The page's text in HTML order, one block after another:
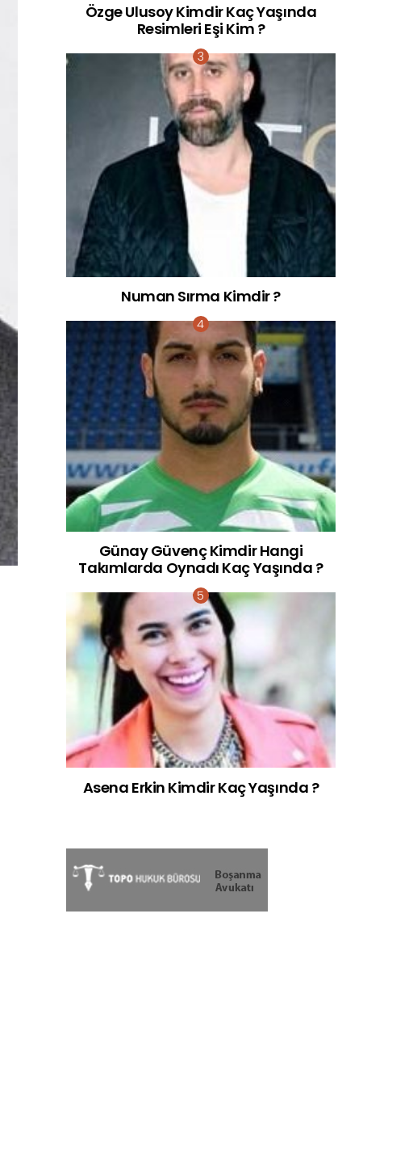
Özge Ulusoy Kimdir Kaç Yaşında
Resimleri Eşi Kim ?
Numan Sırma Kimdir ?
Günay Güvenç Kimdir Hangi
Takımlarda Oynadı Kaç Yaşında ?
Asena Erkin Kimdir Kaç Yaşında ?